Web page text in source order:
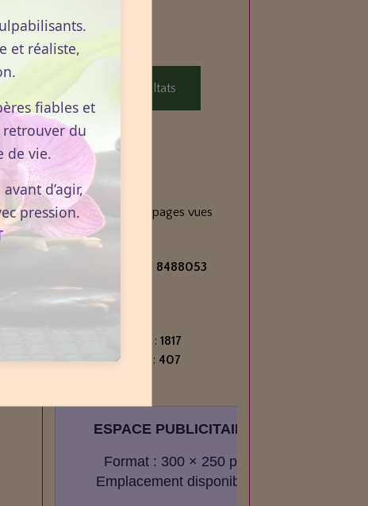
Voir les résultats
Statistiques
Aujourd'hui
125visiteurs - pages vues
Total
8488053
pages vues
Nombre de pages :1817
Nombre d'articles : 407
ESPACE PUBLICITAIRE
Format : 300 × 250 px
Emplacement disponible
et réaliste,
fiables et
retrouver du
de vie.
d’agir,
pression.